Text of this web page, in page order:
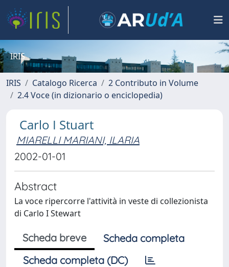
IRIS
IRIS Catalogo Ricerca
2 Contributo in Volume
2.4 Voce (in dizionario o enciclopedia)
Carlo I Stuart
MIARELLI MARIANI, ILARIA
2002-01-01
Abstract
La voce ripercorre l'attività in veste di collezionista
di Carlo I Stewart
Scheda breve
Scheda completa
Scheda completa (DC)